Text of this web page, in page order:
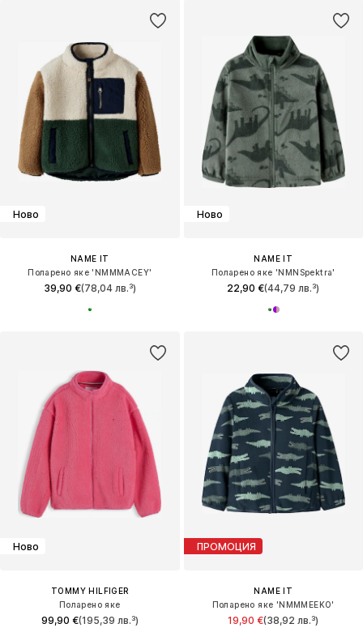
Ново
NAME IT
Поларено яке 'NMMMACEY'
39,90 €(78,04 лв.³)
Ново
NAME IT
Поларено яке 'NMNSpektra'
22,90 €(44,79 лв.³)
Ново
TOMMY HILFIGER
Поларено яке
99,90 €(195,39 лв.³)
ПРОМОЦИЯ
NAME IT
Поларено яке 'NMMMEEKO'
19,90 €(38,92 лв.³)